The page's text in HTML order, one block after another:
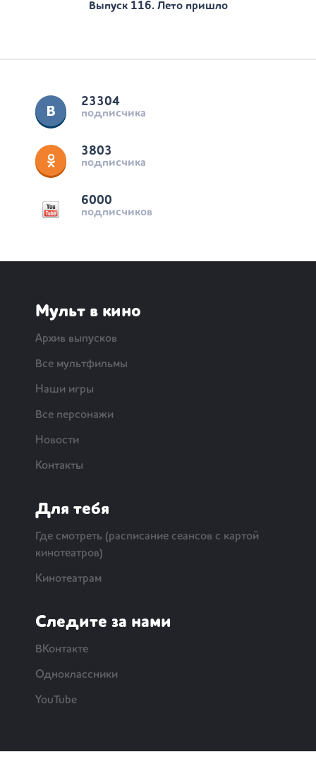
Выпуск 116. Лето пришло
23304
подписчика
3803
подписчика
6000
подписчиков
Мульт в кино
Архив выпусков
Все мультфильмы
Наши игры
Все персонажи
Новости
Контакты
Для тебя
Где смотреть (расписание сеансов с картой
кинотеатров)
Кинотеатрам
Следите за нами
ВКонтакте
Одноклассники
YouTube